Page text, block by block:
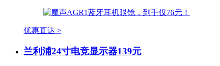
优惠直达 >
兰利浦24寸电竞显示器139元